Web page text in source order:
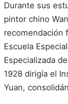
Durante sus
pintor chino
recomendación
Escuela
Especializada
1928 dirigía el
Yuan,